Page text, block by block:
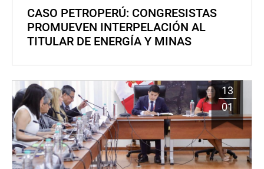
CASO PETROPERÚ: CONGRESISTAS
PROMUEVEN INTERPELACIÓN AL
TITULAR DE ENERGÍA Y MINAS
13
01